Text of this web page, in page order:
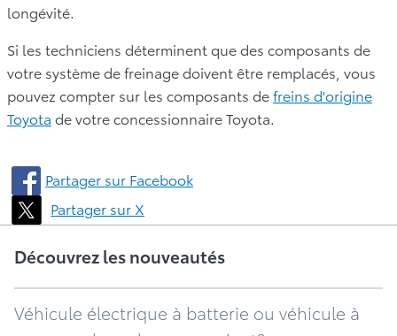
longévité.
Si les techniciens déterminent que des composants de
votre système de freinage doivent être remplacés, vous
pouvez compter sur les composants defreins d'origine
Toyota de votre concessionnaire Toyota.
Partager sur Facebook
Partager sur X
Découvrez les nouveautés
Véhicule électrique à batterie ou véhicule à